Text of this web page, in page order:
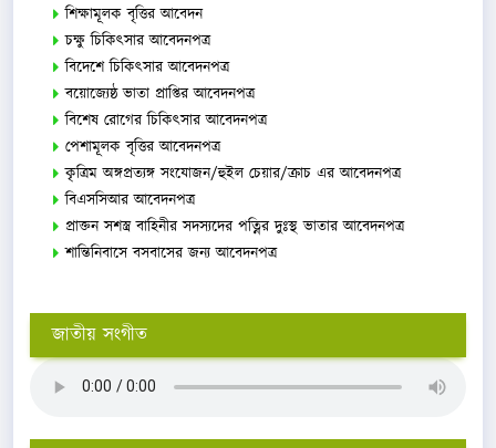
শিক্ষামূলক বৃত্তির আবেদন
চক্ষু চিকিৎসার আবেদনপত্র
বিদেশে চিকিৎসার আবেদনপত্র
বয়োজ্যেষ্ঠ ভাতা প্রাপ্তির আবেদনপত্র
বিশেষ রোগের চিকিৎসার আবেদনপত্র
পেশামূলক বৃত্তির আবেদনপত্র
কৃত্রিম অঙ্গপ্রত্যঙ্গ সংযোজন/হুইল চেয়ার/ক্রাচ এর আবেদনপত্র
বিএসসিআর আবেদনপত্র
প্রাক্তন সশস্ত্র বাহিনীর সদস্যদের পত্নির দুঃস্থ ভাতার আবেদনপত্র
শান্তিনিবাসে বসবাসের জন্য আবেদনপত্র
জাতীয় সংগীত